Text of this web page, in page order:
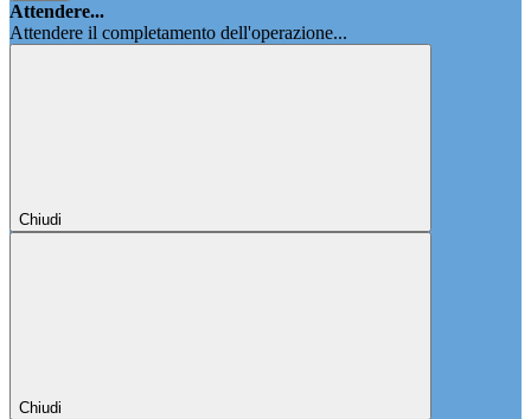
Attendere...
Attendere il completamento dell'operazione...
Chiudi
Chiudi